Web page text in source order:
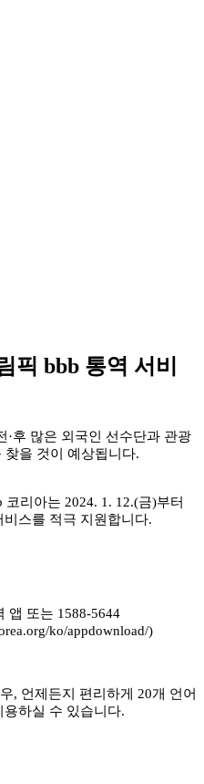
픽 bbb 통역 서비
·후 많은 외국인 선수단과 관광
찾을 것이 예상됩니다.
리아는 2024. 1. 12.(금)부터
비스를 적극 지원합니다.
앱 또는 1588-5644
ko/appdownload/)
, 언제든지 편리하게 20개 언어
하실 수 있습니다.